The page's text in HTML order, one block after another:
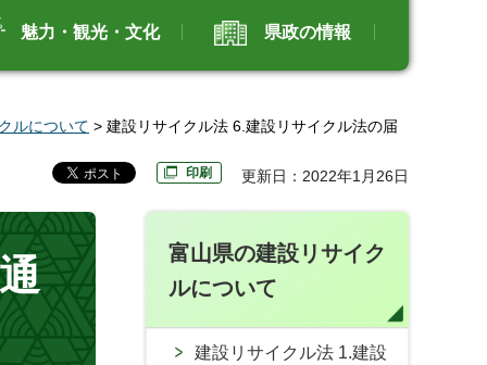
魅力・観光・文化 県政の情報
ルについて > 建設リサイクル法 6.建設リサイクル法の届
印刷 更新日：2022年1月26日
富山県の建設リサイク
ルについて
建設リサイクル法 1.建設